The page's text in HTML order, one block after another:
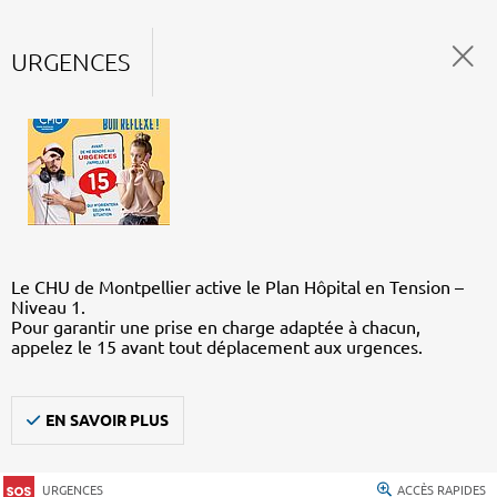
URGENCES
Le CHU de Montpellier active le Plan Hôpital en Tension –
Niveau 1.
Pour garantir une prise en charge adaptée à chacun,
appelez le 15 avant tout déplacement aux urgences.
EN SAVOIR PLUS
URGENCES ACCÈS RAPIDES